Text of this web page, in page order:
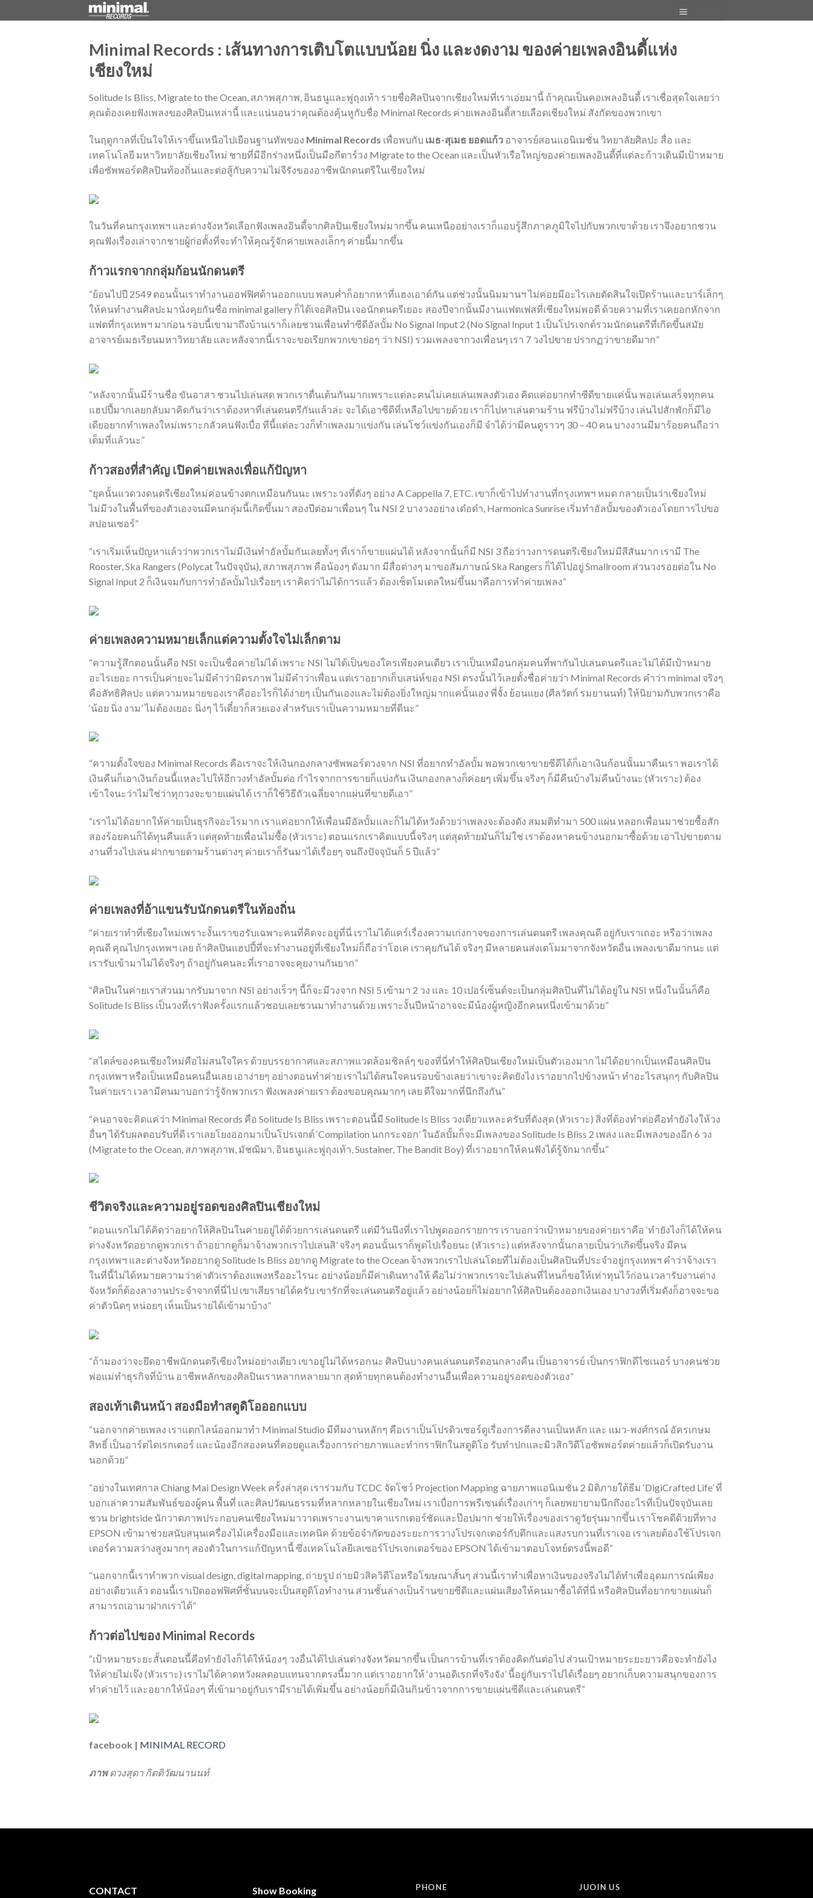
to
Minimal Records : เส้นทางการเติบโตแบบน้อย นิ่ง และงดงาม ของค่ายเพลงอินดี้แห่ง
เชียงใหม่
Solitude Is Bliss, Migrate to the Ocean, สภาพสุภาพ, อินธนูและพู่ถุงเท้า รายชื่อศิลปินจากเชียงใหม่ที่เราเอ่ยมานี้ ถ้าคุณเป็นคอเพลงอินดี้ เราเชื่อสุดใจเลยว่า
คุณต้องเคยฟังเพลงของศิลปินเหล่านี้ และแน่นอนว่าคุณต้องคุ้นหูกับชื่อ Minimal Records ค่ายเพลงอินดี้สายเลือดเชียงใหม่ สังกัดของพวกเขา
ในฤดูกาลที่เป็นใจให้เราขึ้นเหนือไปเยือนฐานทัพของ Minimal Records เพื่อพบกับ เมธ-สุเมธ ยอดแก้ว อาจารย์สอนแอนิเมชั่น วิทยาลัยศิลปะ สื่อ และ
เทคโนโลยี มหาวิทยาลัยเชียงใหม่ ชายที่มีอีกร่างหนึ่งเป็นมือกีตาร์วง Migrate to the Ocean และเป็นหัวเรือใหญ่ของค่ายเพลงอินดี้ที่แต่ละก้าวเดินมีเป้าหมาย
เพื่อซัพพอร์ตศิลปินท้องถิ่นและต่อสู้กับความไม่จีรังของอาชีพนักดนตรีในเชียงใหม่
ในวันที่คนกรุงเทพฯ และต่างจังหวัดเลือกฟังเพลงอินดี้จากศิลปินเชียงใหม่มากขึ้น คนเหนืออย่างเราก็แอบรู้สึกภาคภูมิใจไปกับพวกเขาด้วย เราจึงอยากชวน
คุณฟังเรื่องเล่าจากชายผู้ก่อตั้งที่จะทำให้คุณรู้จักค่ายเพลงเล็กๆ ค่ายนี้มากขึ้น
ก้าวแรกจากกลุ่มก้อนนักดนตรี
“ย้อนไปปี 2549 ตอนนั้นเราทำงานออฟฟิศด้านออกแบบ พลบค่ำก็อยากหาที่แฮงเอาต์กัน แต่ช่วงนั้นนิมมานฯ ไม่ค่อยมีอะไรเลยตัดสินใจเปิดร้านและบาร์เล็กๆ
ให้คนทำงานศิลปะมานั่งคุยกันชื่อ minimal gallery ก็ได้เจอศิลปิน เจอนักดนตรีเยอะ สองปีจากนั้นมีงานแฟตเฟสที่เชียงใหม่พอดี ด้วยความที่เราเคยอกหักจาก
แฟตที่กรุงเทพฯ มาก่อน รอบนี้เขามาถึงบ้านเราก็เลยชวนเพื่อนทำซีดีอัลบั้ม No Signal Input 2 (No Signal Input 1 เป็นโปรเจกต์รวมนักดนตรีที่เกิดขึ้นสมัย
อาจารย์เมธเรียนมหาวิทยาลัย และหลังจากนี้เราจะขอเรียกพวกเขาย่อๆ ว่า NSI) รวมเพลงจากวงเพื่อนๆ เรา 7 วงไปขาย ปรากฏว่าขายดีมาก”
“หลังจากนั้นมีร้านชื่อ ขันอาสา ชวนไปเล่นสด พวกเราตื่นเต้นกันมากเพราะแต่ละคนไม่เคยเล่นเพลงตัวเอง คิดแค่อยากทำซีดีขายแค่นั้น พอเล่นเสร็จทุกคน
แฮปปี้มากเลยกลับมาคิดกันว่าเราต้องหาที่เล่นดนตรีกันแล้วล่ะ จะได้เอาซีดีที่เหลือไปขายด้วย เราก็ไปหาเล่นตามร้าน ฟรีบ้างไม่ฟรีบ้าง เล่นไปสักพักก็มีไอ
เดียอยากทำเพลงใหม่เพราะกลัวคนฟังเบื่อ ทีนี้แต่ละวงก็ทำเพลงมาแข่งกัน เล่นโชว์แข่งกันเองก็มี จำได้ว่ามีคนดูราวๆ 30 – 40 คน บางงานมีมาร้อยคนถือว่า
เต็มที่แล้วนะ”
ก้าวสองที่สำคัญ เปิดค่ายเพลงเพื่อแก้ปัญหา
“ยุคนั้นแวดวงดนตรีเชียงใหม่ค่อนข้างตกเหมือนกันนะ เพราะวงที่ดังๆ อย่าง A Cappella 7, ETC. เขาก็เข้าไปทำงานที่กรุงเทพฯ หมด กลายเป็นว่าเชียงใหม่
ไม่มีวงในพื้นที่ของตัวเองจนมีคนกลุ่มนี้เกิดขึ้นมา สองปีต่อมาเพื่อนๆ ใน NSI 2 บางวงอย่าง เด๋อด๋า, Harmonica Sunrise เริ่มทำอัลบั้มของตัวเองโดยการไปขอ
สปอนเซอร์”
“เราเริ่มเห็นปัญหาแล้วว่าพวกเราไม่มีเงินทำอัลบั้มกันเลยทั้งๆ ที่เราก็ขายแผ่นได้ หลังจากนั้นก็มี NSI 3 ถือว่าวงการดนตรีเชียงใหม่มีสีสันมาก เรามี The
Rooster, Ska Rangers (Polycat ในปัจจุบัน), สภาพสุภาพ คือน้องๆ ดังมาก มีสื่อต่างๆ มาขอสัมภาษณ์ Ska Rangers ก็ได้ไปอยู่ Smallroom ส่วนวงรอยต่อใน No
Signal Input 2 ก็เงินจมกับการทำอัลบั้มไปเรื่อยๆ เราคิดว่าไม่ได้การแล้ว ต้องเซ็ตโมเดลใหม่ขึ้นมาคือการทำค่ายเพลง”
ค่ายเพลงความหมายเล็กแต่ความตั้งใจไม่เล็กตาม
“ความรู้สึกตอนนั้นคือ NSI จะเป็นชื่อค่ายไม่ได้ เพราะ NSI ไม่ได้เป็นของใครเพียงคนเดียว เราเป็นเหมือนกลุ่มคนที่พากันไปเล่นดนตรีและไม่ได้มีเป้าหมาย
อะไรเยอะ การเป็นค่ายจะไม่มีคำว่ามิตรภาพ ไม่มีคำว่าเพื่อน แต่เราอยากเก็บเสน่ห์ของ NSI ตรงนั้นไว้เลยตั้งชื่อค่ายว่า Minimal Records คำว่า minimal จริงๆ
คือลัทธิศิลปะ แต่ความหมายของเราคืออะไรก็ได้ง่ายๆ เป็นกันเองและไม่ต้องยิ่งใหญ่มากแค่นั้นเอง พี่จั้ง ย้อนแยง (ศีลวัตก์ รมยานนท์) ให้นิยามกับพวกเราคือ
‘น้อย นิ่ง งาม’ ไม่ต้องเยอะ นิ่งๆ ไว้เดี๋ยวก็สวยเอง สำหรับเราเป็นความหมายที่ดีนะ”
“ความตั้งใจของ Minimal Records คือเราจะให้เงินกองกลางซัพพอร์ตวงจาก NSI ที่อยากทำอัลบั้ม พอพวกเขาขายซีดีได้ก็เอาเงินก้อนนั้นมาคืนเรา พอเราได้
เงินคืนก็เอาเงินก้อนนี้แหละไปให้อีกวงทำอัลบั้มต่อ กำไรจากการขายก็แบ่งกัน เงินกองกลางก็ค่อยๆ เพิ่มขึ้น จริงๆ ก็มีคืนบ้างไม่คืนบ้างนะ (หัวเราะ) ต้อง
เข้าใจนะว่าไม่ใช่ว่าทุกวงจะขายแผ่นได้ เราก็ใช้วิธีถัวเฉลี่ยจากแผ่นที่ขายดีเอา”
“เราไม่ได้อยากให้ค่ายเป็นธุรกิจอะไรมาก เราแค่อยากให้เพื่อนมีอัลบั้มและก็ไม่ได้หวังด้วยว่าเพลงจะต้องดัง สมมติทำมา 500 แผ่น หลอกเพื่อนมาช่วยซื้อสัก
สองร้อยคนก็ได้ทุนคืนแล้ว แต่สุดท้ายเพื่อนไม่ซื้อ (หัวเราะ) ตอนแรกเราคิดแบบนี้จริงๆ แต่สุดท้ายมันก็ไม่ใช่ เราต้องหาคนข้างนอกมาซื้อด้วย เอาไปขายตาม
งานที่วงไปเล่น ฝากขายตามร้านต่างๆ ค่ายเราก็รันมาได้เรื่อยๆ จนถึงปัจจุบันก็ 5 ปีแล้ว”
ค่ายเพลงที่อ้าแขนรับนักดนตรีในท้องถิ่น
“ค่ายเราทำที่เชียงใหม่เพราะงั้นเราขอรับเฉพาะคนที่คิดจะอยู่ที่นี่ เราไม่ได้แคร์เรื่องความเก่งกาจของการเล่นดนตรี เพลงคุณดี อยู่กับเราเถอะ หรือว่าเพลง
คุณดี คุณไปกรุงเทพฯ เลย ถ้าศิลปินแฮปปี้ที่จะทำงานอยู่ที่เชียงใหม่ก็ถือว่าโอเค เราคุยกันได้ จริงๆ มีหลายคนส่งเดโมมาจากจังหวัดอื่น เพลงเขาดีมากนะ แต่
เรารับเข้ามาไม่ได้จริงๆ ถ้าอยู่กันคนละที่เราอาจจะคุยงานกันยาก”
“ศิลปินในค่ายเราส่วนมากรับมาจาก NSI อย่างเร็วๆ นี้ก็จะมีวงจาก NSI 5 เข้ามา 2 วง และ 10 เปอร์เซ็นต์จะเป็นกลุ่มศิลปินที่ไม่ได้อยู่ใน NSI หนึ่งในนั้นก็คือ
Solitude Is Bliss เป็นวงที่เราฟังครั้งแรกแล้วชอบเลยชวนมาทำงานด้วย เพราะงั้นปีหน้าอาจจะมีน้องผู้หญิงอีกคนหนึ่งเข้ามาด้วย”
“สไตล์ของคนเชียงใหม่คือไม่สนใจใคร ด้วยบรรยากาศและสภาพแวดล้อมชิลล์ๆ ของที่นี่ทำให้ศิลปินเชียงใหม่เป็นตัวเองมาก ไม่ได้อยากเป็นเหมือนศิลปิน
กรุงเทพฯ หรือเป็นเหมือนคนอื่นเลย เอาง่ายๆ อย่างตอนทำค่าย เราไม่ได้สนใจคนรอบข้างเลยว่าเขาจะคิดยังไง เราอยากไปข้างหน้า ทำอะไรสนุกๆ กับศิลปิน
ในค่ายเรา เวลามีคนมาบอกว่ารู้จักพวกเรา ฟังเพลงค่ายเรา ต้องขอบคุณมากๆ เลย ดีใจมากที่นึกถึงกัน”
“คนอาจจะคิดแค่ว่า Minimal Records คือ Solitude Is Bliss เพราะตอนนี้มี Solitude Is Bliss วงเดียวแหละครับที่ดังสุด (หัวเราะ) สิ่งที่ต้องทำต่อคือทำยังไงให้วง
อื่นๆ ได้รับผลตอบรับที่ดี เราเลยโยงออกมาเป็นโปรเจกต์ ‘Compilation นกกระจอก’ ในอัลบั้มก็จะมีเพลงของ Solitude Is Bliss 2 เพลง และมีเพลงของอีก 6 วง
(Migrate to the Ocean, สภาพสุภาพ, มัชฌิมา, อินธนูและพู่ถุงเท้า, Sustainer, The Bandit Boy) ที่เราอยากให้คนฟังได้รู้จักมากขึ้น”
ชีวิตจริงและความอยู่รอดของศิลปินเชียงใหม่
“ตอนแรกไม่ได้คิดว่าอยากให้ศิลปินในค่ายอยู่ได้ด้วยการเล่นดนตรี แต่มีวันนึงที่เราไปพูดออกรายการ เราบอกว่าเป้าหมายของค่ายเราคือ ‘ทำยังไงก็ได้ให้คน
ต่างจังหวัดอยากดูพวกเรา ถ้าอยากดูก็มาจ้างพวกเราไปเล่นสิ’ จริงๆ ตอนนั้นเราก็พูดไปเรื่อยนะ (หัวเราะ) แต่หลังจากนั้นกลายเป็นว่าเกิดขึ้นจริง มีคน
กรุงเทพฯ และต่างจังหวัดอยากดู Solitude Is Bliss อยากดู Migrate to the Ocean จ้างพวกเราไปเล่นโดยที่ไม่ต้องเป็นศิลปินที่ประจำอยู่กรุงเทพฯ คำว่าจ้างเรา
ในที่นี้ไม่ได้หมายความว่าค่าตัวเราต้องแพงหรืออะไรนะ อย่างน้อยก็มีค่าเดินทางให้ คือไม่ว่าพวกเราจะไปเล่นที่ไหนก็ขอให้เท่าทุนไว้ก่อน เวลารับงานต่าง
จังหวัดก็ต้องลางานประจำจากที่นี่ไป เขาเสียรายได้ครับ เขารักที่จะเล่นดนตรีอยู่แล้ว อย่างน้อยก็ไม่อยากให้ศิลปินต้องออกเงินเอง บางวงที่เริ่มดังก็อาจจะขอ
ค่าตัวนิดๆ หน่อยๆ เห็นเป็นรายได้เข้ามาบ้าง”
“ถ้ามองว่าจะยึดอาชีพนักดนตรีเชียงใหม่อย่างเดียว เขาอยู่ไม่ได้หรอกนะ ศิลปินบางคนเล่นดนตรีตอนกลางคืน เป็นอาจารย์ เป็นกราฟิกดีไซเนอร์ บางคนช่วย
พ่อแม่ทำธุรกิจที่บ้าน อาชีพหลักของศิลปินเราหลากหลายมาก สุดท้ายทุกคนต้องทำงานอื่นเพื่อความอยู่รอดของตัวเอง”
สองเท้าเดินหน้า สองมือทำสตูดิโอออกแบบ
“นอกจากค่ายเพลง เราแตกไลน์ออกมาทำ Minimal Studio มีทีมงานหลักๆ คือเราเป็นโปรดิวเซอร์ดูเรื่องการดีลงานเป็นหลัก และ แมว-พงศ์กรณ์ อัครเกษม
สิทธิ์ เป็นอาร์ตไดเรกเตอร์ และน้องอีกสองคนที่คอยดูแลเรื่องการถ่ายภาพและทำกราฟิกในสตูดิโอ รับทำปกและมิวสิกวิดีโอซัพพอร์ตค่ายแล้วก็เปิดรับงาน
นอกด้วย”
“อย่างในเทศกาล Chiang Mai Design Week ครั้งล่าสุด เราร่วมกับ TCDC จัดโชว์ Projection Mapping ฉายภาพแอนิเมชั่น 2 มิติภายใต้ธีม ‘DigiCrafted Life’ ที่
บอกเล่าความสัมพันธ์ของผู้คน พื้นที่ และศิลปวัฒนธรรมที่หลากหลายในเชียงใหม่ เราเบื่อการพรีเซนต์เรื่องเก่าๆ ก็เลยพยายามนึกถึงอะไรที่เป็นปัจจุบันเลย
ชวน brightside นักวาดภาพประกอบคนเชียงใหม่มาวาดเพราะงานเขาคาแรกเตอร์ชัดและป๊อปมาก ช่วยให้เรื่องของเราดูวัยรุ่นมากขึ้น เราโชคดีด้วยที่ทาง
EPSON เข้ามาช่วยสนับสนุนเครื่องไม้เครื่องมือและเทคนิค ด้วยข้อจำกัดของระยะการวางโปรเจกเตอร์กับตึกและแสงรบกวนที่เราเจอ เราเลยต้องใช้โปรเจก
เตอร์ความสว่างสูงมากๆ สองตัวในการแก้ปัญหานี้ ซึ่งเทคโนโลยีเลเซอร์โปรเจกเตอร์ของ EPSON ได้เข้ามาตอบโจทย์ตรงนี้พอดี”
“นอกจากนี้เราทำพวก visual design, digital mapping, ถ่ายรูป ถ่ายมิวสิควิดีโอหรือโฆษณาสั้นๆ ส่วนนี้เราทำเพื่อหาเงินของจริงไม่ได้ทำเพื่ออุดมการณ์เพียง
อย่างเดียวแล้ว ตอนนี้เราเปิดออฟฟิศที่ชั้นบนจะเป็นสตูดิโอทำงาน ส่วนชั้นล่างเป็นร้านขายซีดีและแผ่นเสียงให้คนมาซื้อได้ที่นี่ หรือศิลปินที่อยากขายแผ่นก็
สามารถเอามาฝากเราได้”
ก้าวต่อไปของ Minimal Records
“เป้าหมายระยะสั้นตอนนี้คือทำยังไงก็ได้ให้น้องๆ วงอื่นได้ไปเล่นต่างจังหวัดมากขึ้น เป็นการบ้านที่เราต้องคิดกันต่อไป ส่วนเป้าหมายระยะยาวคือจะทำยังไง
ให้ค่ายไม่เจ๊ง (หัวเราะ) เราไม่ได้คาดหวังผลตอบแทนจากตรงนี้มาก แต่เราอยากให้ ‘งานอดิเรกที่จริงจัง’ นี้อยู่กับเราไปได้เรื่อยๆ อยากเก็บความสนุกของการ
ทำค่ายไว้ และอยากให้น้องๆ ที่เข้ามาอยู่กับเรามีรายได้เพิ่มขึ้น อย่างน้อยก็มีเงินกินข้าวจากการขายแผ่นซีดีและเล่นดนตรี”
facebook | MINIMAL RECORD
ภาพดวงสุดา กิตติวัฒนานนท์
CONTACT Show Booking PHONE JUOIN US